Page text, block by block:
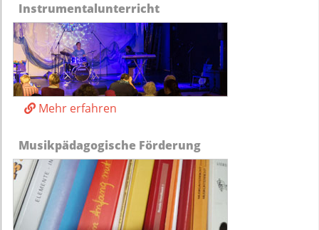
Instrumentalunterricht
Mehr erfahren
Musikpädagogische Förderung